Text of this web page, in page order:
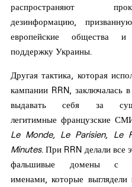
распространяют
дезинформацию,
европейские общества и
поддержку Украины.
Другая тактика, которая
кампании RRN, заключалась
выдавать себя за
Le Monde, Le Parisien, Le
Minutes. При RRN делали все
фальшивые домены с
именами, которые выглядели